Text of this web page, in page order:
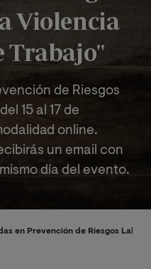
Violencia
Trabajo"
de Riesgos
15 al 17 de
online.
un email con
día del evento.
en Prevención de Riesgos